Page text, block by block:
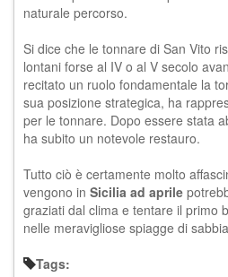
naturale percorso.
Si dice che le tonnare di San Vito
lontani forse al IV o al V secolo
recitato un ruolo fondamentale la
sua posizione strategica, ha
per le tonnare. Dopo essere stata
ha subito un notevole restauro.
Tutto ciò è certamente molto
vengono in Sicilia ad aprile
graziati dal clima e tentare il primo
nelle meravigliose spiagge di sabbia
Tags: